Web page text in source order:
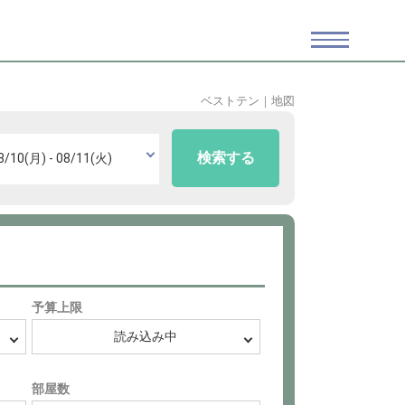
地図
｜
ベストテン
検索する
予算上限
部屋数